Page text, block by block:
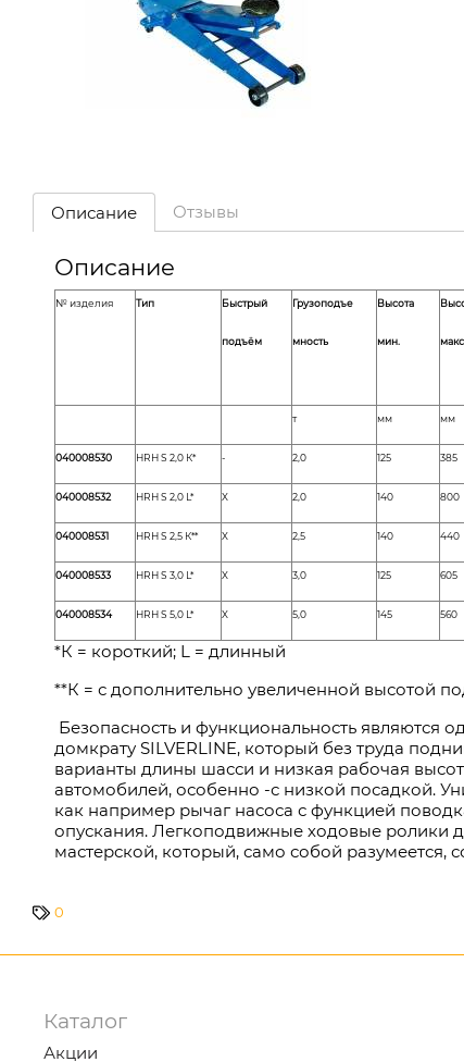
Описание Отзывы
Описание
№ изделия Тип Быстрый
подъём
Грузоподъе
мность
Высота
мин.
т мм мм
040008530 HRH S 2,0 К* - 2,0 125 385
040008532 HRH S 2,0 L* X 2,0 140 800
040008531 HRH S 2,5 К** X 2,5 140 440
040008533 HRH S 3,0 L* X 3,0 125 605
040008534 HRH S 5,0 L* X 5,0 145 560
*К = короткий; L = длинный
**К = с дополнительно увеличенной высотой
Безопасность и функциональность являются
домкрату SILVERLINE, который без труда
варианты длины шасси и низкая рабочая
автомобилей, особенно -с низкой посадкой.
как например рычаг насоса с функцией
опускания. Легкоподвижные ходо­вые ролики
мастерской, который, само собой разу­меется,
0
Каталог
Акции